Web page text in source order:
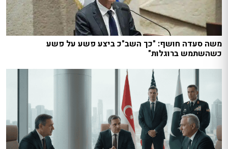
משה סעדה חושף: "כך השב"כ ביצע פשע על פשע
כשהשתמש ברוגלות"